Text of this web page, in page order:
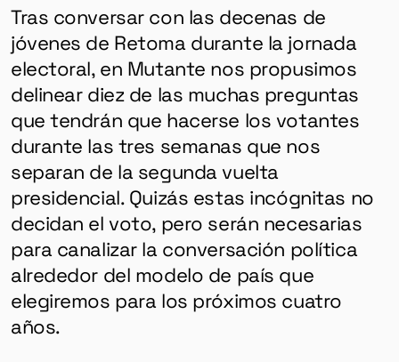
Tras conversar con las decenas de
jóvenes de Retoma durante la jornada
electoral, en Mutante nos propusimos
delinear diez de las muchas preguntas
que tendrán que hacerse los votantes
durante las tres semanas que nos
separan de la segunda vuelta
presidencial. Quizás estas incógnitas no
decidan el voto, pero serán necesarias
para canalizar la conversación política
alrededor del modelo de país que
elegiremos para los próximos cuatro
años.